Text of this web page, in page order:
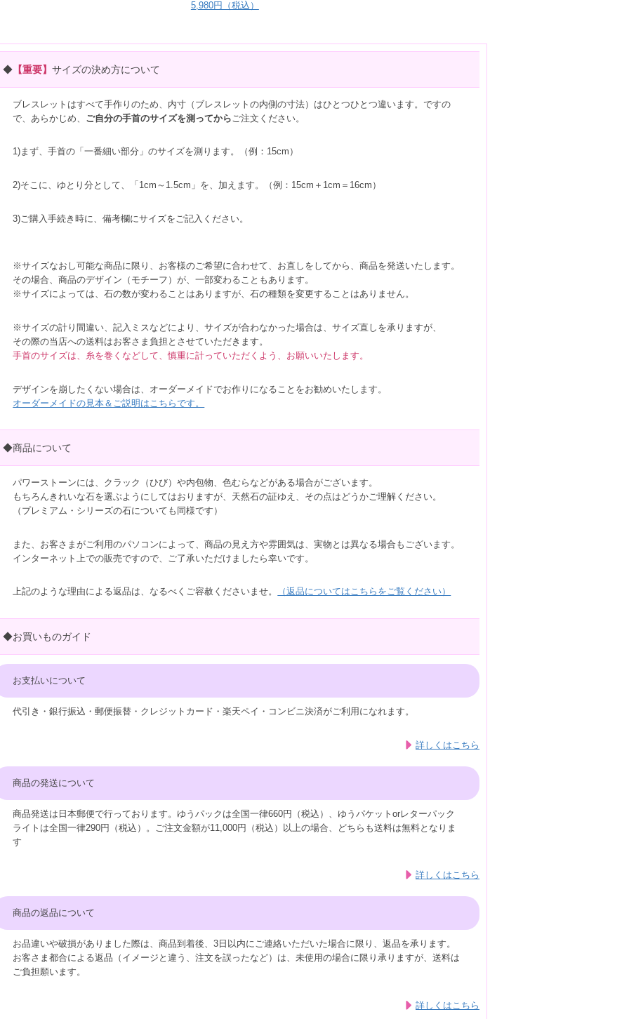
5,980円（税込）
◆ 【重要】サイズの決め方について
ブレスレットはすべて手作りのため、内寸（ブレスレットの内側の寸法）はひとつひとつ違います。ですの
で、あらかじめ、 ご自分の手首のサイズを測ってから ご注文ください。
1)まず、手首の「一番細い部分」のサイズを測ります。（例：15cm）
2)そこに、ゆとり分として、「1cm～1.5cm」を、加えます。（例：15cm＋1cm＝16cm）
3)ご購入手続き時に、備考欄にサイズをご記入ください。
※サイズなおし可能な商品に限り、お客様のご希望に合わせて、お直しをしてから、商品を発送いたします。
その場合、商品のデザイン（モチーフ）が、一部変わることもあります。
※サイズによっては、石の数が変わることはありますが、石の種類を変更することはありません。
※サイズの計り間違い、記入ミスなどにより、サイズが合わなかった場合は、サイズ直しを承りますが、
その際の当店への送料はお客さま負担とさせていただきます。
手首のサイズは、糸を巻くなどして、慎重に計っていただくよう、お願いいたします。
デザインを崩したくない場合は、オーダーメイドでお作りになることをお勧めいたします。
オーダーメイドの見本＆ご説明はこちらです。
◆商品について
パワーストーンには、クラック（ひび）や内包物、色むらなどがある場合がございます。
もちろんきれいな石を選ぶようにしてはおりますが、天然石の証ゆえ、その点はどうかご理解ください。
（プレミアム・シリーズの石についても同様です）
また、お客さまがご利用のパソコンによって、商品の見え方や雰囲気は、実物とは異なる場合もございます。
インターネット上での販売ですので、ご了承いただけましたら幸いです。
上記のような理由による返品は、なるべくご容赦くださいませ。 （返品についてはこちらをご覧ください）
◆お買いものガイド
お支払いについて
代引き・銀行振込・郵便振替・クレジットカード・楽天ペイ・コンビニ決済がご利用になれます。
詳しくはこちら
商品の発送について
商品発送は日本郵便で行っております。ゆうパックは全国一律660円（税込）、ゆうパケットorレターパック
ライトは全国一律290円（税込）。ご注文金額が11,000円（税込）以上の場合、どちらも送料は無料となりま
す
詳しくはこちら
商品の返品について
お品違いや破損がありました際は、商品到着後、3日以内にご連絡いただいた場合に限り、返品を承ります。
お客さま都合による返品（イメージと違う、注文を誤ったなど）は、未使用の場合に限り承りますが、送料は
ご負担願います。
詳しくはこちら